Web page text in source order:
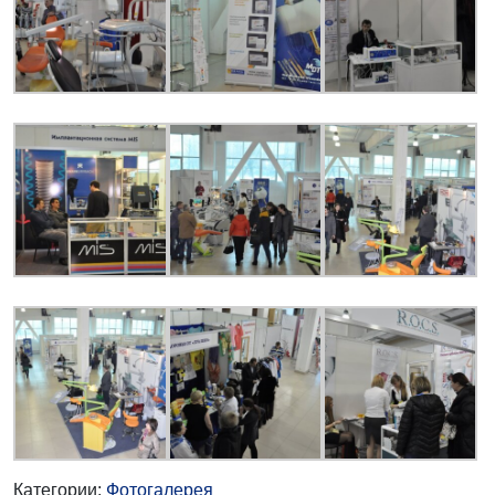
Категории: Фотогалерея